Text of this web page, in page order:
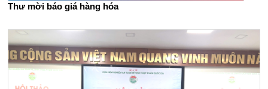
Thư mời báo giá hàng hóa